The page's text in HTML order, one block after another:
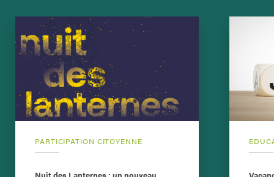
PARTICIPATION CITOYENNE